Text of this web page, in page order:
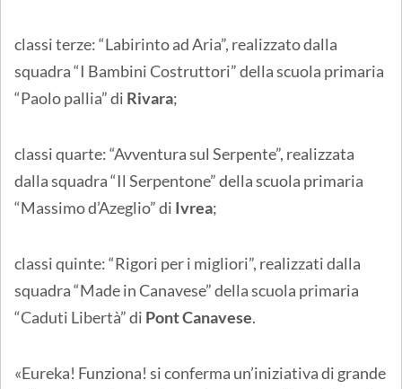
classi terze: “Labirinto ad Aria”, realizzato dalla
squadra “I Bambini Costruttori” della scuola primaria
“Paolo pallia” di Rivara;
classi quarte: “Avventura sul Serpente”, realizzata
dalla squadra “Il Serpentone” della scuola primaria
“Massimo d’Azeglio” di Ivrea;
classi quinte: “Rigori per i migliori”, realizzati dalla
squadra “Made in Canavese” della scuola primaria
“Caduti Libertà” di Pont Canavese.
«Eureka! Funziona! si conferma un’iniziativa di grande